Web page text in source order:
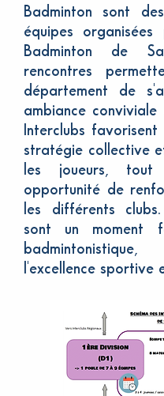
Badminton sont
équipes
Badminton de
rencontres
département de
ambiance
Interclubs
stratégie collective
les joueurs,
opportunité de
les différents
sont un moment
l'excellence sportive